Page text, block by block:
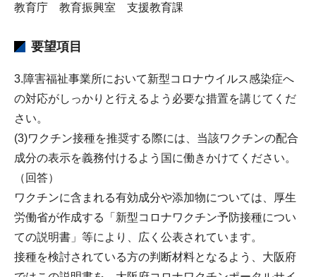
教育庁 教育振興室 支援教育課
要望項目
3.障害福祉事業所において新型コロナウイルス感染症へ
の対応がしっかりと行えるよう必要な措置を講じてくだ
さい。
(3)ワクチン接種を推奨する際には、当該ワクチンの配合
成分の表示を義務付けるよう国に働きかけてください。
（回答）
ワクチンに含まれる有効成分や添加物については、厚生
労働省が作成する「新型コロナワクチン予防接種につい
ての説明書」等により、広く公表されています。
接種を検討されている方の判断材料となるよう、大阪府